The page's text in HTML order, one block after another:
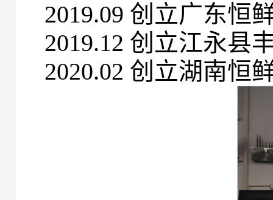
2019.09 创立广东恒
2019.12 创立江永县
2020.02 创立湖南恒